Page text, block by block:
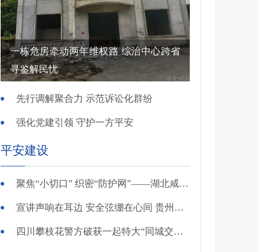
一栋危房牵动两年维权路 综治中心跨省
寻鉴解民忧
先行调解聚合力 示范诉讼化群纷
强化党建引领 守护一方平安
平安建设
聚焦“小切口” 织密“防护网”——湖北咸安公安开展精准清查行动净化夏夜治安环境
宣讲声响在耳边 安全弦绷在心间 贵州交警深入开展夏季交通安全宣传活动
四川攀枝花警方破获一起特大“同城交友”电信网络诈骗案